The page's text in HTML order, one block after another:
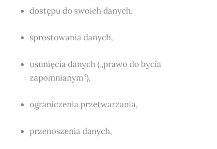
dostępu do swoich danych,
sprostowania danych,
usunięcia danych („prawo do bycia
zapomnianym”),
ograniczenia przetwarzania,
przenoszenia danych,